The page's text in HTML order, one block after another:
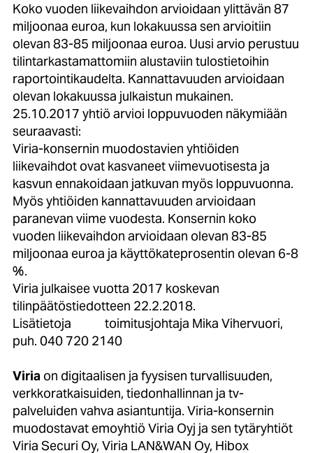
Koko vuoden liikevaihdon arvioidaan ylittävän 87
miljoonaa euroa, kun lokakuussa sen arvioitiin
olevan 83-85 miljoonaa euroa. Uusi arvio perustuu
tilintarkastamattomiin alustaviin tulostietoihin
raportointikaudelta. Kannattavuuden arvioidaan
olevan lokakuussa julkaistun mukainen.
25.10.2017 yhtiö arvioi loppuvuoden näkymiään
seuraavasti:
Viria-konsernin muodostavien yhtiöiden
liikevaihdot ovat kasvaneet viimevuotisesta ja
kasvun ennakoidaan jatkuvan myös loppuvuonna.
Myös yhtiöiden kannattavuuden arvioidaan
paranevan viime vuodesta. Konsernin koko
vuoden liikevaihdon arvioidaan olevan 83-85
miljoonaa euroa ja käyttökateprosentin olevan 6-8
%.
Viria julkaisee vuotta 2017 koskevan
tilinpäätöstiedotteen 22.2.2018.
Lisätietoja toimitusjohtaja Mika Vihervuori,
puh. 040 720 2140
Viria on digitaalisen ja fyysisen turvallisuuden,
verkkoratkaisuiden, tiedonhallinnan ja tv-
palveluiden vahva asiantuntija. Viria-konsernin
muodostavat emoyhtiö Viria Oyj ja sen tytäryhtiöt
Viria Securi Oy, Viria LAN&WAN Oy, Hibox